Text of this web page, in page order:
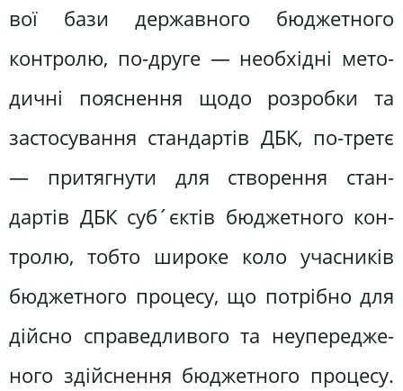
вої бази державного бюджетного
контролю, по-друге — необхідні мето­
дичні пояснення щодо розробки та
застосування стандартів ДБК, по-тре­тє
— притягнути для створення стан­
дартів ДБК суб´єктів бюджетного кон­
тролю, тобто широке коло учасників
бюджетного процесу, що потрібно для
дійсно справедливого та неупередже-
ного здійснення бюджетного процесу.